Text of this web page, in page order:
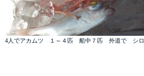
4人でアカムツ １～４匹 船中７匹 外道で シ